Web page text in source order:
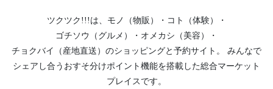
ツクツク!!!は、 モノ（物販） ・ コト（体験）
・
ゴチソウ（グルメ）
・ オメカシ（美容）
・
チョクバイ（産地直送） のショッピングと予約サイト。
みんなで
シェアし合う おすそ分けポイント機能を搭載した総合マーケット
プレイスです。